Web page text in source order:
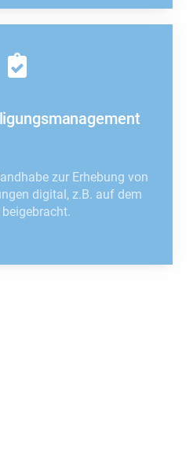
zur Erhebung von
digital, z.B. auf dem